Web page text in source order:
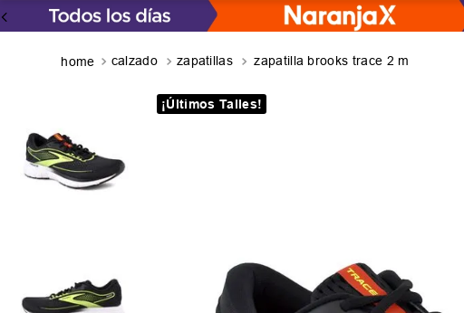
calzado zapatillas zapatilla brooks trace 2 m
¡Últimos Talles!
2
3 .